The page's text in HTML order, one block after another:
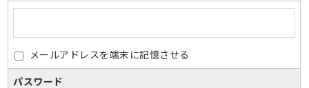
メールアドレスを端末に記憶させる
パスワード